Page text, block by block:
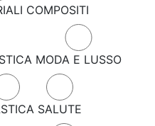
COMPOSITI
MODA E LUSSO
SALUTE